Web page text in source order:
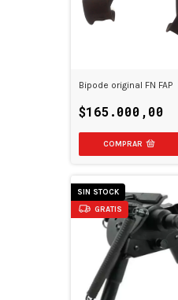
Bipode original FN FAP
$165.000,00
SIN STOCK
GRATIS